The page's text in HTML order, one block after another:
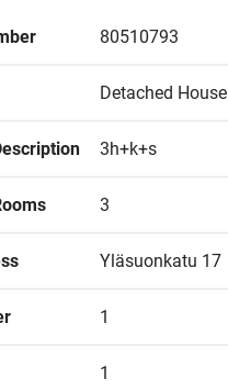
80510793
Detached House
3h+k+s
3
Yläsuonkatu 17
1
1